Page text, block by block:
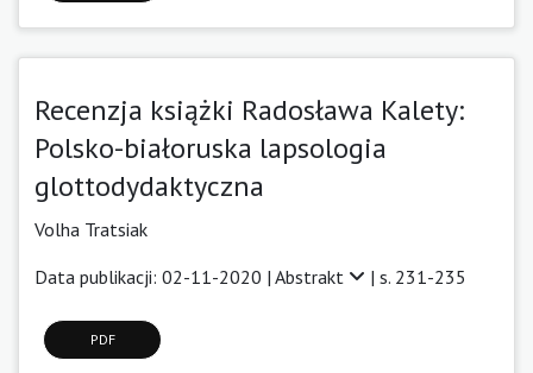
Recenzja książki Radosława Kalety:
Polsko-białoruska lapsologia
glottodydaktyczna
Volha Tratsiak
Data publikacji: 02-11-2020 | Abstrakt | s. 231-235
PDF